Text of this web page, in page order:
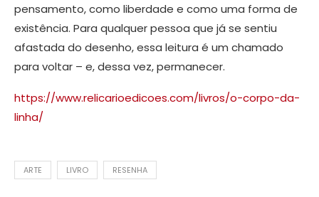
pensamento, como liberdade e como uma forma de
existência. Para qualquer pessoa que já se sentiu
afastada do desenho, essa leitura é um chamado
para voltar – e, dessa vez, permanecer.
https://www.relicarioedicoes.com/livros/o-corpo-da-
linha/
ARTE LIVRO RESENHA